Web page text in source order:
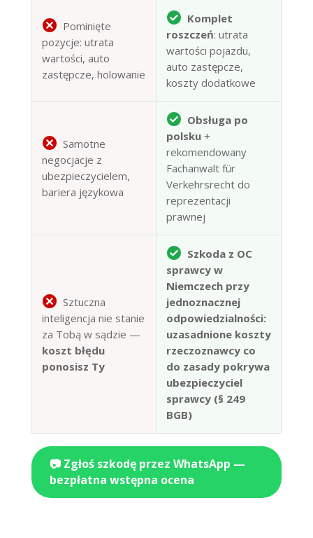
Pominięte
pozycje: utrata
wartości, auto
zastępcze, holowanie
Komplet
roszczeń: utrata
wartości pojazdu,
auto zastępcze,
koszty dodatkowe
Samotne
negocjacje z
ubezpieczycielem,
bariera językowa
Obsługa po
polsku+
rekomendowany
Fachanwalt für
Verkehrsrecht do
reprezentacji
prawnej
Sztuczna
inteligencja nie stanie
za Tobą w sądzie —
koszt błędu
ponosisz Ty
Szkoda z OC
sprawcy w
Niemczech przy
jednoznacznej
odpowiedzialności:
uzasadnione koszty
rzeczoznawcy co
do zasady pokrywa
ubezpieczyciel
sprawcy (§ 249
BGB)
📷 Zgłoś szkodę przez WhatsApp —
bezpłatna wstępna ocena